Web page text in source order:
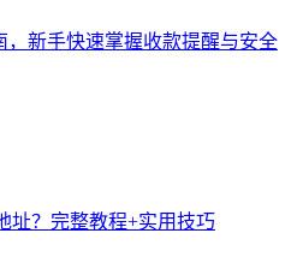
，新手快速掌握收款提醒与安全
址？完整教程+实用技巧